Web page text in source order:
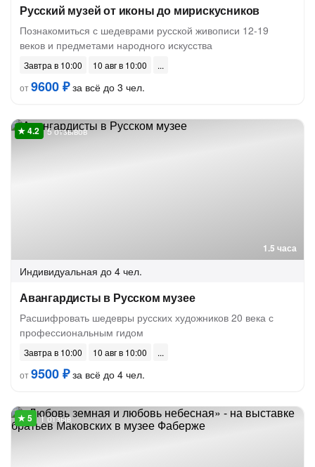
Русский музей от иконы до мирискусников
Познакомиться с шедеврами русской живописи 12-19
веков и предметами народного искусства
Завтра в 10:00
10 авг в 10:00
от9600 ₽за всё до 3 чел.
1.5 часа
5 отзывов
Индивидуальная до 4 чел.
Авангардисты в Русском музее
Расшифровать шедевры русских художников 20 века с
профессиональным гидом
Завтра в 10:00
10 авг в 10:00
от9500 ₽за всё до 4 чел.
1 отзыв